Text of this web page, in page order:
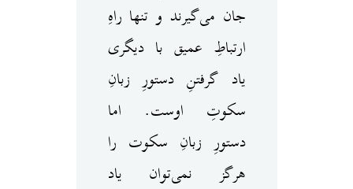
جان می‌گیرند و تنها راهِ
ارتباطِ عمیق با دیگری
یاد گرفتنِ دستورِ زبانِ
سکوتِ اوست. اما
دستورِ زبانِ سکوت را
هرگز نمی‌توان یاد